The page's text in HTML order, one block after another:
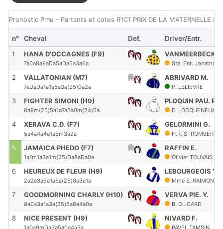
Pronostic Pmu - Partants et cotes R1C1 PRIX DE LA MATERNELLE
n° Cheval Def.
Driver/Entr.
1
HANA D'OCCAGNES (F9)
7a0a8a9aDa5aDa5a3a6a
VANMEERBECK J.
Sté. Ent. Jonathan
2 VALLATONIAN (M7)
7aDaDa1a1a5a3a(25)9a2a
ABRIVARD M.
P. LELIEVRE
3 FIGHTER SIMONI (H9)
8a9m(25)5a1a7a3a0m(24)5a
PLOQUIN PAU. PH.
D. LOCQUENEUX
4 XERAVA C.D. (F7)
5a4a4a4a1a5m3a2a
GELORMINI G.
H.R. STROMBERG
5 JAMAICA PHEDO (F7)
1a1m1a3a1m(25)Da8aDa0a
RAFFIN E.
Olivier TOUVAIS
6 HEUREUX DE FLEUR (H9)
2a2a3a5a1a5a(25)0a3a1a
LEBOURGEOIS Y.
Mme S. RAIMOND
7 GOODMORNING CHARLY (H10)
8a0a3a1a3a(25)5a8a4a0a
VERVA PIE. Y.
B. OLICARD
8 NICE PRESENT (H9) NIVARD F.